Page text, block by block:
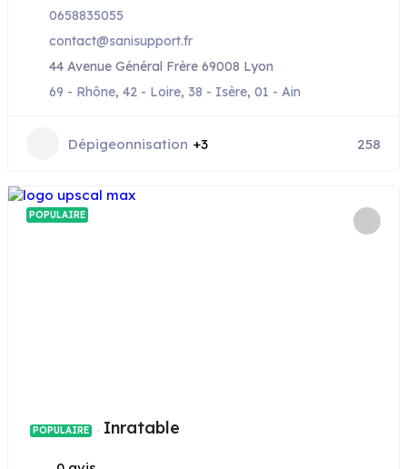
0658835055
contact@sanisupport.fr
44 Avenue Général Frère 69008 Lyon
69 - Rhône, 42 - Loire, 38 - Isère, 01 - Ain
Dépigeonnisation +3 258
POPULAIRE
POPULAIRE Inratable